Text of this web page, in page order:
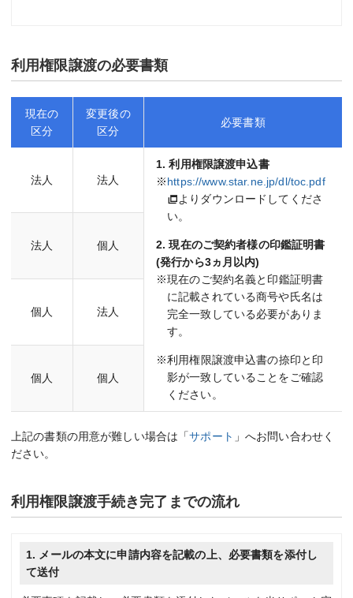
利用権限譲渡の必要書類
現在の
区分
変更後の
区分
必要書類
法人 法人
1. 利用権限譲渡申込書
※https://www.star.ne.jp/dl/toc.pdf
よりダウンロードしてくださ
い。
2. 現在のご契約者様の印鑑証明書
(発行から3ヵ月以内)
※現在のご契約名義と印鑑証明書
に記載されている商号や氏名は
完全一致している必要がありま
す。
※利用権限譲渡申込書の捺印と印
影が一致していることをご確認
ください。
法人 個人
個人 法人
個人 個人
上記の書類の用意が難しい場合は「サポート 」へお問い合わせく
ださい。
利用権限譲渡手続き完了までの流れ
1. メールの本文に申請内容を記載の上、必要書類を添付し
て送付